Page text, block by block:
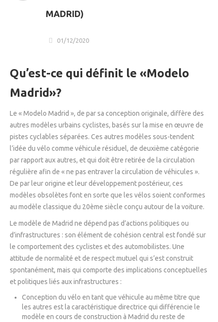
MADRID)
01/12/2020
Qu’est-ce qui définit le «Modelo
Madrid»?
Le « Modelo Madrid », de par sa conception originale, diffère des
autres modèles urbains cyclistes, basés sur la mise en œuvre de
pistes cyclables séparées. Ces autres modèles sous-tendent
l’idée du vélo comme véhicule résiduel, de deuxième catégorie
par rapport aux autres, et qui doit être retirée de la circulation
régulière afin de « ne pas entraver la circulation de véhicules ».
De par leur origine et leur développement postérieur, ces
modèles obsolètes font en sorte que les vélos soient conformes
au modèle classique du 20ème siècle conçu autour de la voiture.
Le modèle de Madrid ne dépend pas d’actions politiques ou
d’infrastructures : son élément de cohésion central est fondé sur
le comportement des cyclistes et des automobilistes. Une
attitude de normalité et de respect mutuel qui s’est construit
spontanément, mais qui comporte des implications conceptuelles
et politiques liés aux infrastructures :
Conception du vélo en tant que véhicule au même titre que
les autres est la caractéristique directrice qui différencie le
modèle en cours de construction à Madrid du reste de